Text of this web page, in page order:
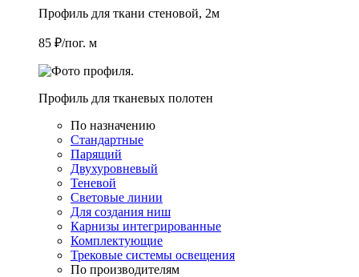
Профиль для ткани стеновой, 2м
85 ₽/пог. м
Профиль для тканевых полотен
По назначению
Стандартные
Парящий
Двухуровневый
Теневой
Световые линии
Для создания ниш
Карнизы интегрированные
Комплектующие
Трековые системы освещения
По производителям